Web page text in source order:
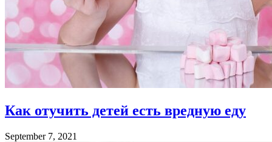
Как отучить детей есть вредную еду
September 7, 2021